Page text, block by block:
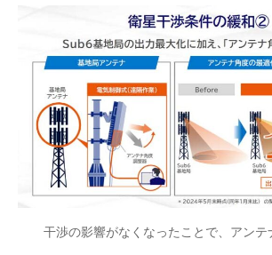
干渉の影響がなくなったことで、アンテ